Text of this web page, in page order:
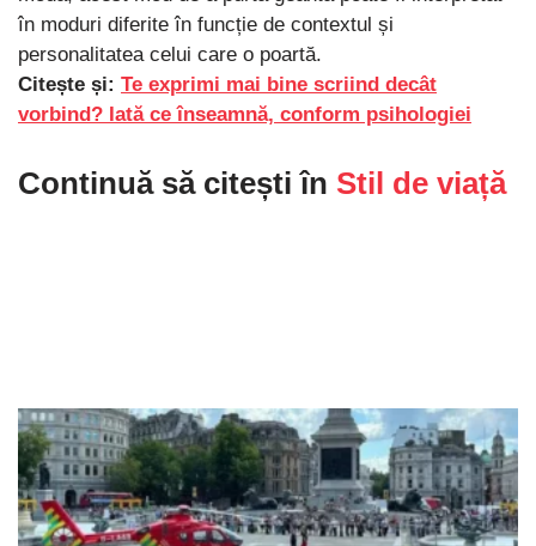
în moduri diferite în funcție de contextul și
personalitatea celui care o poartă.
Citește și: Te exprimi mai bine scriind decât
vorbind? Iată ce înseamnă, conform psihologiei
Continuă să citești în Stil de viață